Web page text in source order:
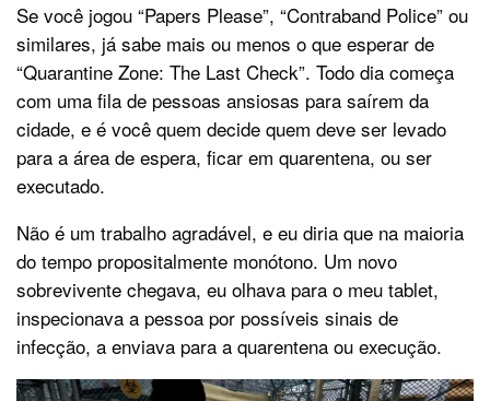
Se você jogou “Papers Please”, “Contraband Police” ou
similares, já sabe mais ou menos o que esperar de
“Quarantine Zone: The Last Check”. Todo dia começa
com uma fila de pessoas ansiosas para saírem da
cidade, e é você quem decide quem deve ser levado
para a área de espera, ficar em quarentena, ou ser
executado.
Não é um trabalho agradável, e eu diria que na maioria
do tempo propositalmente monótono. Um novo
sobrevivente chegava, eu olhava para o meu tablet,
inspecionava a pessoa por possíveis sinais de
infecção, a enviava para a quarentena ou execução.